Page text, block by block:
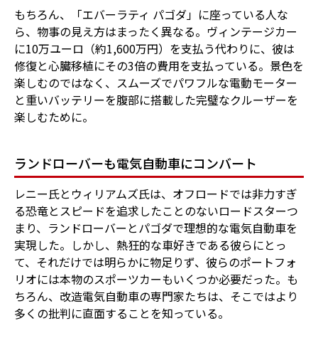
もちろん、「エバーラティ パゴダ」に座っている人な
ら、物事の見え方はまったく異なる。ヴィンテージカー
に10万ユーロ（約1,600万円）を支払う代わりに、彼は
修復と心臓移植にその3倍の費用を支払っている。景色を
楽しむのではなく、スムーズでパワフルな電動モーター
と重いバッテリーを腹部に搭載した完璧なクルーザーを
楽しむために。
ランドローバーも電気自動車にコンバート
レニー氏とウィリアムズ氏は、オフロードでは非力すぎ
る恐竜とスピードを追求したことのないロードスターつ
まり、ランドローバーとパゴダで理想的な電気自動車を
実現した。しかし、熱狂的な車好きである彼らにとっ
て、それだけでは明らかに物足りず、彼らのポートフォ
リオには本物のスポーツカーもいくつか必要だった。も
ちろん、改造電気自動車の専門家たちは、そこではより
多くの批判に直面することを知っている。